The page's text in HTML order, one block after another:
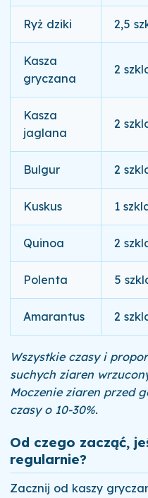
Ryż dziki 2,5
Kasza
gryczana
2
Kasza
jaglana
2
Bulgur 2
Kuskus 1
Quinoa 2
Polenta 5
Amarantus 2
Wszystkie czasy i
suchych ziaren
Moczenie ziaren przed
czasy o 10-30%.
Od czego zacząć,
regularnie?
Zacznij od kaszy